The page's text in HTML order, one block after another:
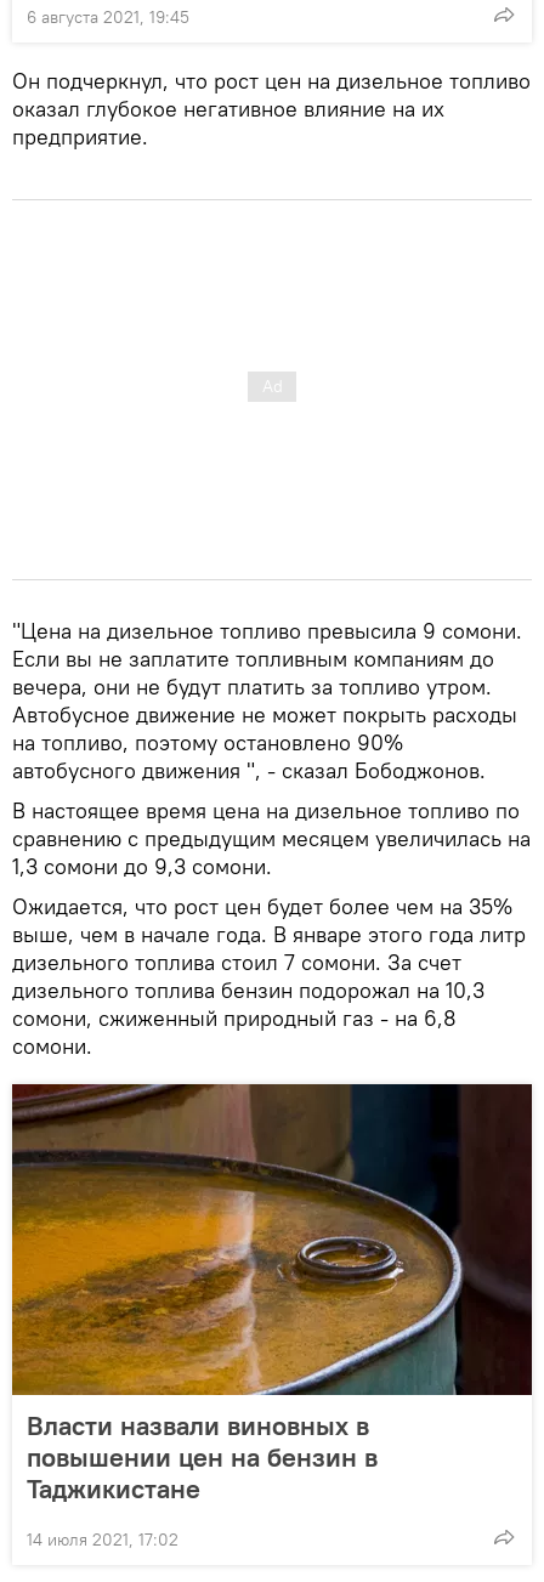
6 августа 2021, 19:45
Он подчеркнул, что рост цен на дизельное топливо
оказал глубокое негативное влияние на их
предприятие.
"Цена на дизельное топливо превысила 9 сомони.
Если вы не заплатите топливным компаниям до
вечера, они не будут платить за топливо утром.
Автобусное движение не может покрыть расходы
на топливо, поэтому остановлено 90%
автобусного движения ", - сказал Бободжонов.
В настоящее время цена на дизельное топливо по
сравнению с предыдущим месяцем увеличилась на
1,3 сомони до 9,3 сомони.
Ожидается, что рост цен будет более чем на 35%
выше, чем в начале года. В январе этого года литр
дизельного топлива стоил 7 сомони. За счет
дизельного топлива бензин подорожал на 10,3
сомони, сжиженный природный газ - на 6,8
сомони.
Власти назвали виновных в
повышении цен на бензин в
Таджикистане
14 июля 2021, 17:02